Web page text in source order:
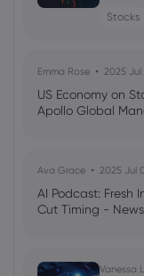
Stocks
Emma Rose 2025
US Economy on
Apollo Global
Ava Grace 2025 Jul
AI Podcast: Fresh
Cut Timing -
Vanessa L